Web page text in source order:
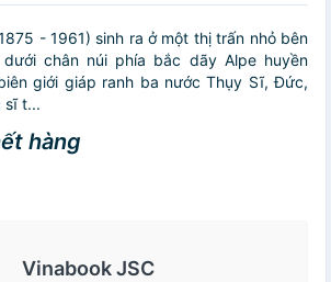
- 1961) sinh ra ở một thị trấn nhỏ bên
dưới chân núi phía bắc dãy Alpe huyền
giới giáp ranh ba nước Thụy Sĩ, Đức,
sĩ t...
hàng
Vinabook JSC